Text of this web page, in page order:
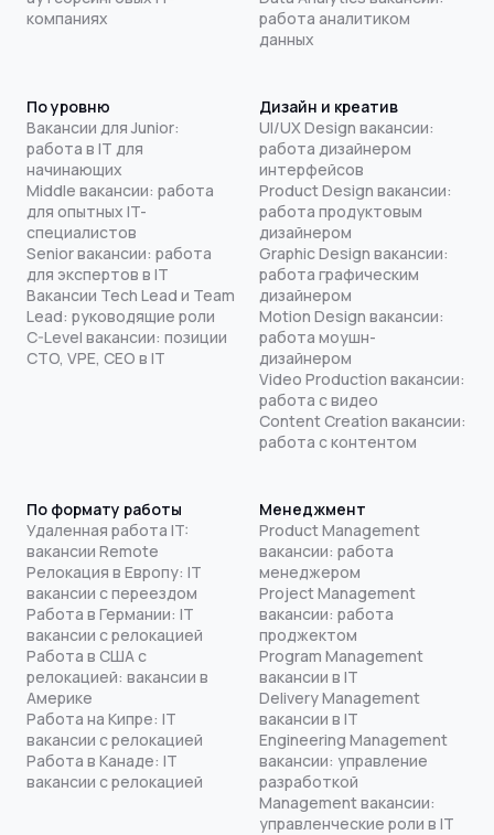
компаниях
работа аналитиком
данных
По уровню
Вакансии для Junior:
работа в IT для
начинающих
Middle вакансии: работа
для опытных IT-
специалистов
Senior вакансии: работа
для экспертов в IT
Вакансии Tech Lead и Team
Lead: руководящие роли
C-Level вакансии: позиции
CTO, VPE, CEO в IT
Дизайн и креатив
UI/UX Design вакансии:
работа дизайнером
интерфейсов
Product Design вакансии:
работа продуктовым
дизайнером
Graphic Design вакансии:
работа графическим
дизайнером
Motion Design вакансии:
работа моушн-
дизайнером
Video Production вакансии:
работа с видео
Content Creation вакансии:
работа с контентом
По формату работы
Удаленная работа IT:
вакансии Remote
Релокация в Европу: IT
вакансии с переездом
Работа в Германии: IT
вакансии с релокацией
Работа в США с
релокацией: вакансии в
Америке
Работа на Кипре: IT
вакансии с релокацией
Работа в Канаде: IT
вакансии с релокацией
Менеджмент
Product Management
вакансии: работа
менеджером
Project Management
вакансии: работа
проджектом
Program Management
вакансии в IT
Delivery Management
вакансии в IT
Engineering Management
вакансии: управление
разработкой
Management вакансии:
управленческие роли в IT